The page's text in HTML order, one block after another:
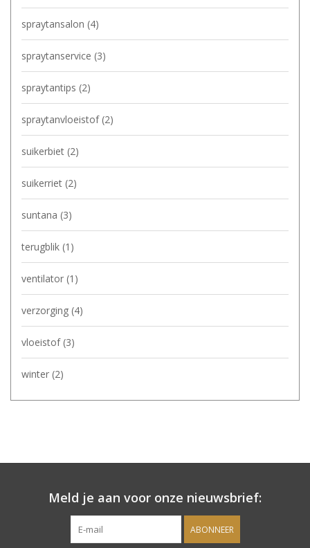
spraytansalon (4)
spraytanservice (3)
spraytantips (2)
spraytanvloeistof (2)
suikerbiet (2)
suikerriet (2)
suntana (3)
terugblik (1)
ventilator (1)
verzorging (4)
vloeistof (3)
winter (2)
Meld je aan voor onze nieuwsbrief:
ABONNEER